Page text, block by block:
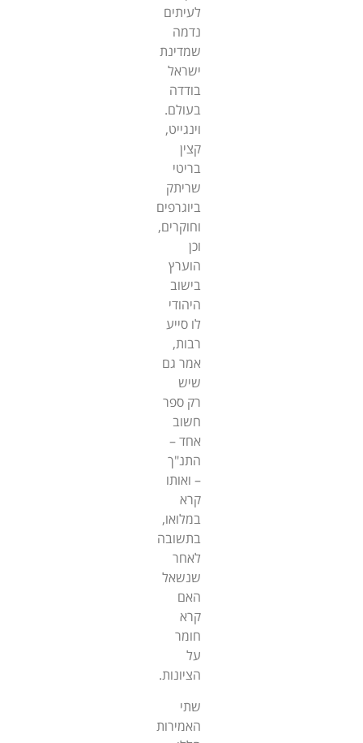
לעיתים
נדמה
שמדינת
ישראל
בודדה
בעולם.
וינגייט,
קצין
בריטי
שריתק
ביוגרפים
וחוקרים,
וכן
הוערץ
בישוב
היהודי
לו סייע
רבות,
אמר גם
שיש
רק ספר
חשוב
אחד –
התנ"ך
– ואותו
קרא
במלואו,
בתשובה
לאחר
שנשאל
האם
קרא
חומר
על
הציונות.
שתי
האמירות